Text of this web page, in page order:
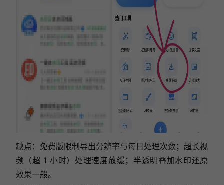
缺点：免费版限制导出分辨率与每日处理次数；超长视
频（超 1 小时）处理速度放缓；半透明叠加水印还原
效果一般。